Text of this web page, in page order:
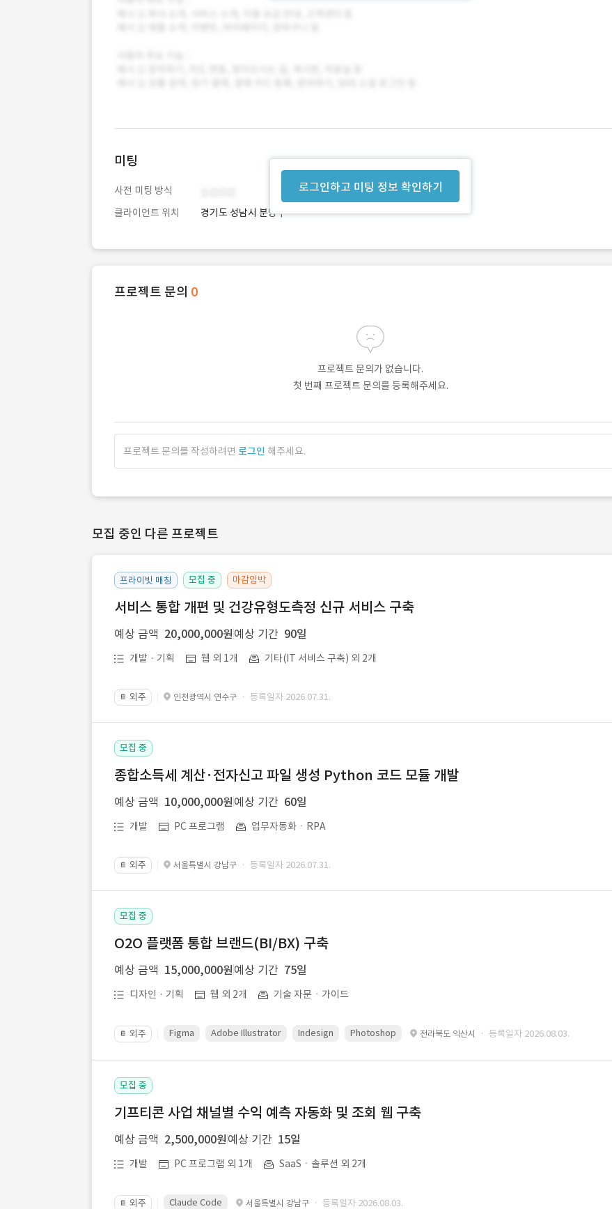
로그인하고 미팅 정보 확인하기
미팅
사전 미팅 방식
클라이언트 위치
경기도 성남시 분당구
프로젝트 문의 0
프로젝트 문의가 없습니다.
첫 번째 프로젝트 문의를 등록해주세요.
프로젝트 문의를 작성하려면 로그인 해주세요.
모집 중인 다른 프로젝트
프라이빗 매칭 모집 중 마감임박
서비스 통합 개편 및 건강유형도측정 신규 서비스 구축
예상 금액 20,000,000원 예상 기간 90일
개발 · 기획 웹 외 1개 기타(IT 서비스 구축) 외 2개
📔 외주 인천광역시 연수구 · 등록일자 2026.07.31.
모집 중
종합소득세 계산·전자신고 파일 생성 Python 코드 모듈 개발
예상 금액 10,000,000원 예상 기간 60일
개발 PC 프로그램 업무자동화ㆍRPA
📔 외주 서울특별시 강남구 · 등록일자 2026.07.31.
모집 중
O2O 플랫폼 통합 브랜드(BI/BX) 구축
예상 금액 15,000,000원 예상 기간 75일
디자인 · 기획 웹 외 2개 기술 자문ㆍ가이드
📔 외주 Figma Adobe Illustrator Indesign Photoshop 전라북도 익산시 · 등록일자 2026.08.03.
모집 중
기프티콘 사업 채널별 수익 예측 자동화 및 조회 웹 구축
예상 금액 2,500,000원 예상 기간 15일
개발 PC 프로그램 외 1개 SaaSㆍ솔루션 외 2개
📔 외주 Claude Code 서울특별시 강남구 · 등록일자 2026.08.03.